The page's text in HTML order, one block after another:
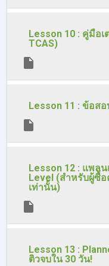
Lesson 10 : คู่มือ
TCAS)
Lesson 11 : ข้อสอ
Lesson 12 : แพล
Level (สำหรับผู้ซื้อ
เท่านั้น)
Lesson 13 :
ติวจบใน 30 วัน!